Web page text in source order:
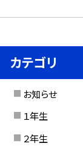
カテゴリ
お知らせ
１年生
２年生